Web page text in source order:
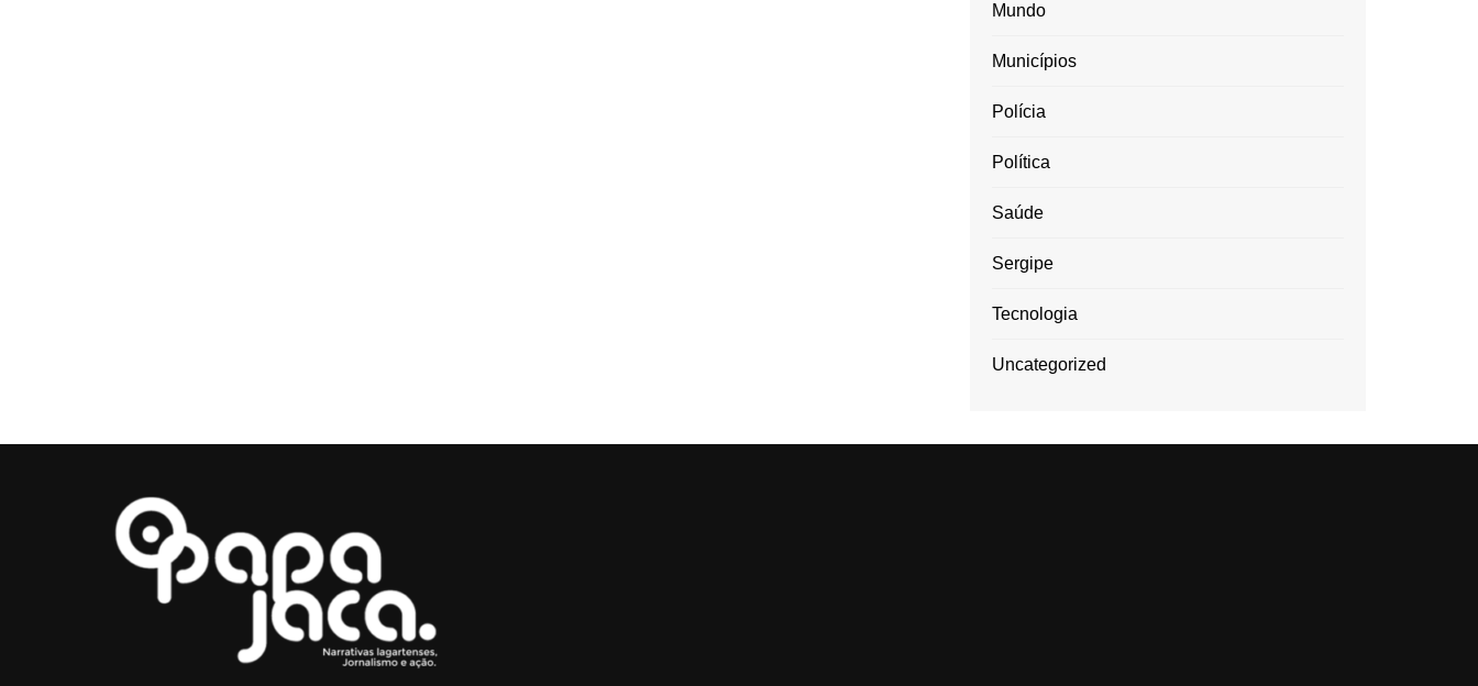
Mundo
Municípios
Polícia
Política
Saúde
Sergipe
Tecnologia
Uncategorized